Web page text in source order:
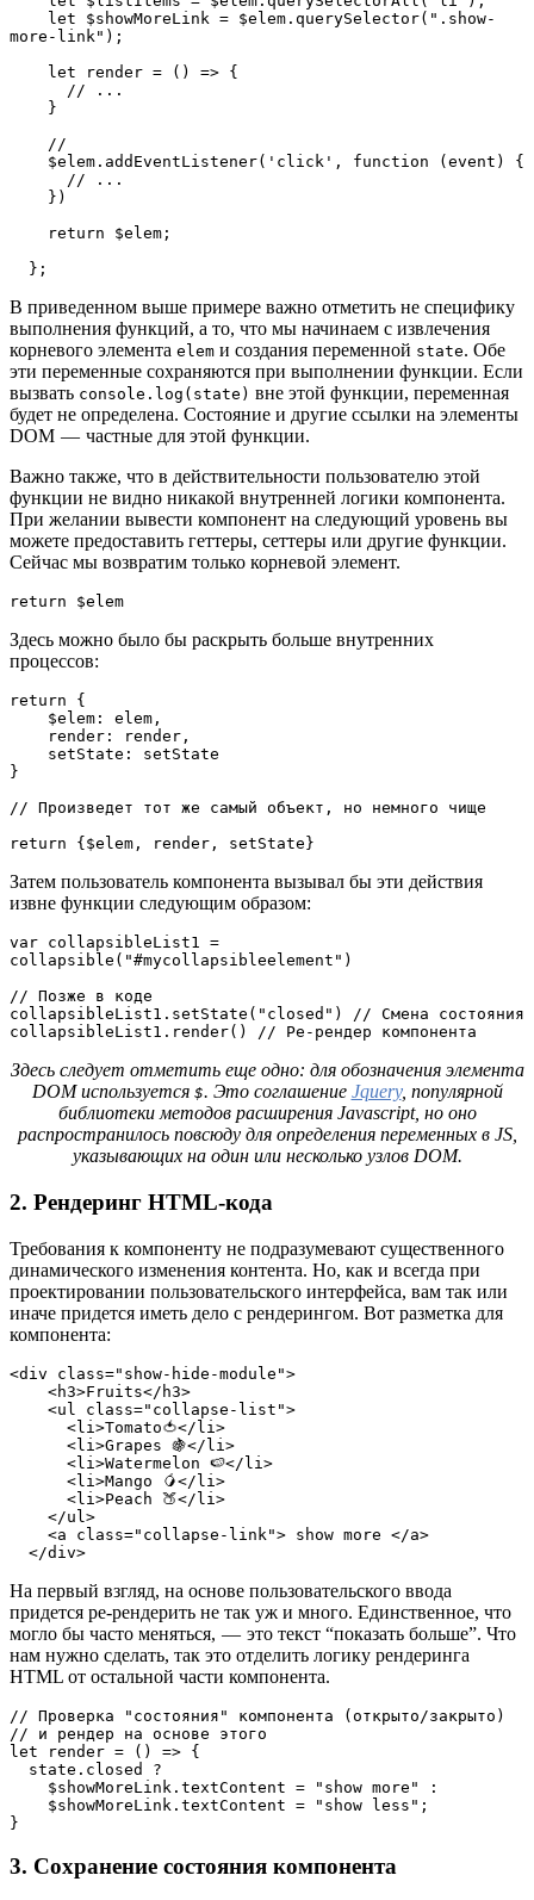
more-link");
  };
В приведенном выше примере важно отметить не специфику
выполнения функций, а то, что мы начинаем с извлечения
корневого элемента elem и создания переменной state. Обе
эти переменные сохраняются при выполнении функции. Если
вызвать console.log(state) вне этой функции, переменная
будет не определена. Состояние и другие ссылки на элементы
DOM — частные для этой функции.
Важно также, что в действительности пользователю этой
функции не видно никакой внутренней логики компонента.
При желании вывести компонент на следующий уровень вы
можете предоставить геттеры, сеттеры или другие функции.
Сейчас мы возвратим только корневой элемент.
return $elem
Здесь можно было бы раскрыть больше внутренних
процессов:
return {
}
// Произведет тот же самый объект, но немного чище
return {$elem, render, setState}
Затем пользователь компонента вызывал бы эти действия
извне функции следующим образом:
var collapsibleList1 =
collapsible("#mycollapsibleelement")
// Позже в коде
collapsibleList1.setState("closed") // Смена состояния
collapsibleList1.render() // Ре-рендер компонента
Здесь следует отметить еще одно: для обозначения элемента
DOM используется $. Это соглашение Jquery, популярной
библиотеки методов расширения Javascript, но оно
распространилось повсюду для определения переменных в JS,
указывающих на один или несколько узлов DOM.
2. Рендеринг HTML-кода
Требования к компоненту не подразумевают существенного
динамического изменения контента. Но, как и всегда при
проектировании пользовательского интерфейса, вам так или
иначе придется иметь дело с рендерингом. Вот разметка для
компонента:
<div class="show-hide-module">
  </div>
На первый взгляд, на основе пользовательского ввода
придется ре-рендерить не так уж и много. Единственное, что
могло бы часто меняться, — это текст “показать больше”. Что
нам нужно сделать, так это отделить логику рендеринга
HTML от остальной части компонента.
// Проверка "состояния" компонента (открыто/закрыто)
// и рендер на основе этого
let render = () => {
}
3. Сохранение состояния компонента